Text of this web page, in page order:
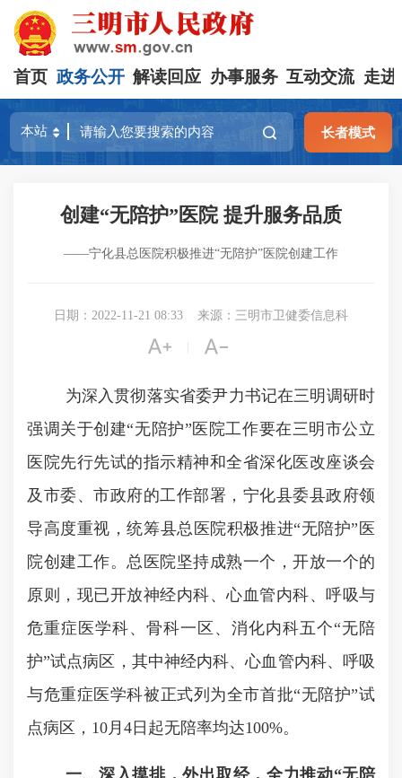
首页 政务公开 解读回应 办事服务 互动交流 走进
长者模式
创建“无陪护”医院 提升服务品质
——宁化县总医院积极推进“无陪护”医院创建工作
日期：2022-11-21 08:33 来源：三明市卫健委信息科
 
为深入贯彻落实省委尹力书记在三明调研时
强调关于创建“无陪护”医院工作要在三明市公立
医院先行先试的指示精神和全省深化医改座谈会
及市委、市政府的工作部署，宁化县委县政府领
导高度重视，统筹县总医院积极推进“无陪护”医
院创建工作。总医院坚持成熟一个，开放一个的
原则，现已开放神经内科、心血管内科、呼吸与
危重症医学科、骨科一区、消化内科五个“无陪
护”试点病区，其中神经内科、心血管内科、呼吸
与危重症医学科被正式列为全市首批“无陪护”试
点病区， 10月 4 日起无陪率均达100%。